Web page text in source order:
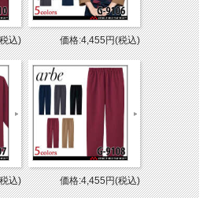
込) 価格:4,455円(税込)
込) 価格:4,455円(税込)